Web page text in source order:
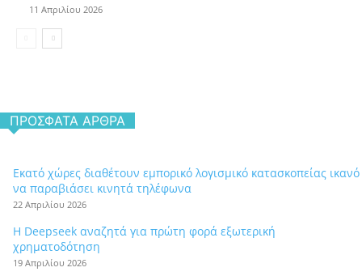
11 Απριλίου 2026
ΠΡΌΣΦΑΤΑ ΆΡΘΡΑ
Εκατό χώρες διαθέτουν εμπορικό λογισμικό κατασκοπείας ικανό
να παραβιάσει κινητά τηλέφωνα
22 Απριλίου 2026
Η Deepseek αναζητά για πρώτη φορά εξωτερική
χρηματοδότηση
19 Απριλίου 2026